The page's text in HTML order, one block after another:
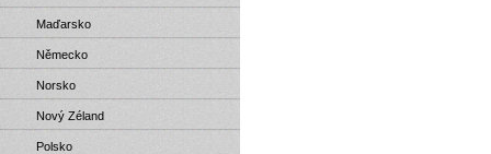
Maďarsko
Německo
Norsko
Nový Zéland
Polsko